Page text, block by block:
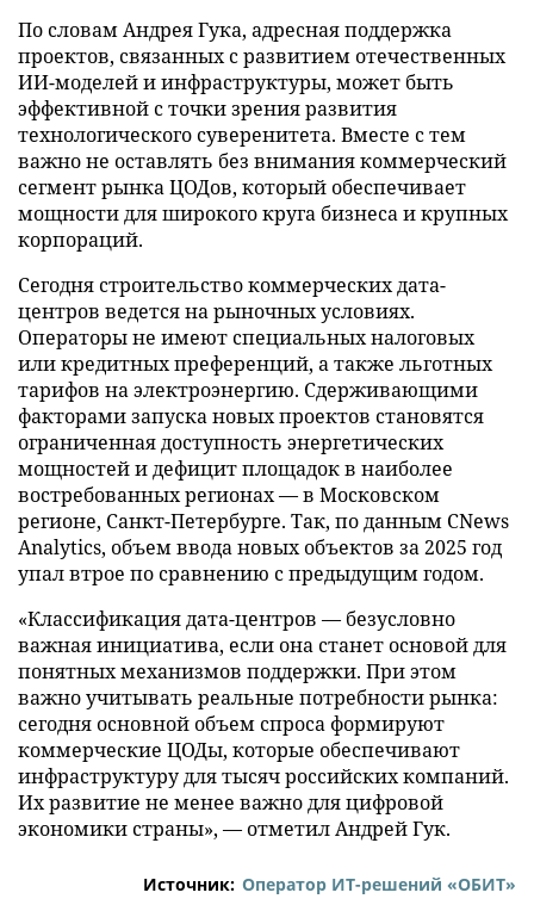
По словам Андрея Гука, адресная поддержка
проектов, связанных с развитием отечественных
ИИ-моделей и инфраструктуры, может быть
эффективной с точки зрения развития
технологического суверенитета. Вместе с тем
важно не оставлять без внимания коммерческий
сегмент рынка ЦОДов, который обеспечивает
мощности для широкого круга бизнеса и крупных
корпораций.
Сегодня строительство коммерческих дата-
центров ведется на рыночных условиях.
Операторы не имеют специальных налоговых
или кредитных преференций, а также льготных
тарифов на электроэнергию. Сдерживающими
факторами запуска новых проектов становятся
ограниченная доступность энергетических
мощностей и дефицит площадок в наиболее
востребованных регионах — в Московском
регионе, Санкт-Петербурге. Так, по данным CNews
Analytics, объем ввода новых объектов за 2025 год
упал втрое по сравнению с предыдущим годом.
«Классификация дата-центров — безусловно
важная инициатива, если она станет основой для
понятных механизмов поддержки. При этом
важно учитывать реальные потребности рынка:
сегодня основной объем спроса формируют
коммерческие ЦОДы, которые обеспечивают
инфраструктуру для тысяч российских компаний.
Их развитие не менее важно для цифровой
экономики страны», — отметил Андрей Гук.
Источник: Оператор ИТ-решений «ОБИТ»